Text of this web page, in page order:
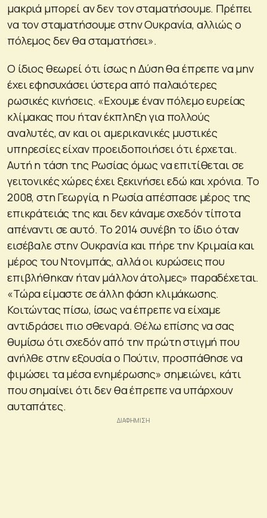
μακριά μπορεί αν δεν τον σταματήσουμε. Πρέπει
να τον σταματήσουμε στην Ουκρανία, αλλιώς ο
πόλεμος δεν θα σταματήσει».
Ο ίδιος θεωρεί ότι ίσως η Δύση θα έπρεπε να μην
έχει εφησυχάσει ύστερα από παλαιότερες
ρωσικές κινήσεις. «Εχουμε έναν πόλεμο ευρείας
κλίμακας που ήταν έκπληξη για πολλούς
αναλυτές, αν και οι αμερικανικές μυστικές
υπηρεσίες είχαν προειδοποιήσει ότι έρχεται.
Αυτή η τάση της Ρωσίας όμως να επιτίθεται σε
γειτονικές χώρες έχει ξεκινήσει εδώ και χρόνια. Το
2008, στη Γεωργία, η Ρωσία απέσπασε μέρος της
επικράτειάς της και δεν κάναμε σχεδόν τίποτα
απέναντι σε αυτό. Το 2014 συνέβη το ίδιο όταν
εισέβαλε στην Ουκρανία και πήρε την Κριμαία και
μέρος του Ντονμπάς, αλλά οι κυρώσεις που
επιβλήθηκαν ήταν μάλλον άτολμες» παραδέχεται.
«Τώρα είμαστε σε άλλη φάση κλιμάκωσης.
Κοιτώντας πίσω, ίσως να έπρεπε να είχαμε
αντιδράσει πιο σθεναρά. Θέλω επίσης να σας
θυμίσω ότι σχεδόν από την πρώτη στιγμή που
ανήλθε στην εξουσία ο Πούτιν, προσπάθησε να
φιμώσει τα μέσα ενημέρωσης» σημειώνει, κάτι
που σημαίνει ότι δεν θα έπρεπε να υπάρχουν
αυταπάτες.